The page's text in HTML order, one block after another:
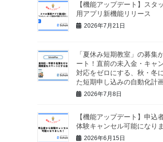
【機能アップデート】スタ
用アプリ新機能リリース
2026年7月21日
「夏休み短期教室」の募集
ート！直前の未入金・キャ
対応をゼロにする、秋・冬
た短期申し込みの自動化計画
2026年7月8日
【機能アップデート】申込
体験キャンセル可能になり
2026年6月15日